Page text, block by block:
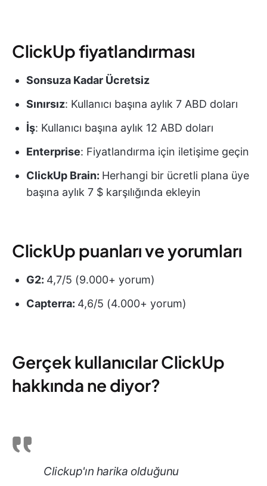
ClickUp fiyatlandırması
Sonsuza Kadar Ücretsiz
Sınırsız: Kullanıcı başına aylık 7 ABD doları
İş: Kullanıcı başına aylık 12 ABD doları
Enterprise: Fiyatlandırma için iletişime geçin
ClickUp Brain: Herhangi bir ücretli plana üye
başına aylık 7 $ karşılığında ekleyin
ClickUp puanları ve yorumları
G2: 4,7/5 (9.000+ yorum)
Capterra: 4,6/5 (4.000+ yorum)
Gerçek kullanıcılar ClickUp
hakkında ne diyor?
Clickup'ın harika olduğunu